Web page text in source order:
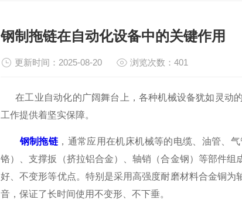
钢制拖链在自动化设备中的关键作用
更新时间：2025-08-20 浏览次数：401
在工业自动化的广阔舞台上，各种机械设备犹如灵动
工作提供着坚实保障。
钢制拖链 ，通常应用在机床机械等的电缆、油管、
铬）、支撑扳（挤拉铝合金）、轴销（合金钢）等部件
好、不变形等优点。特别是采用高强度耐磨材料合金铜
音，保证了长时间使用不变形、不下垂。